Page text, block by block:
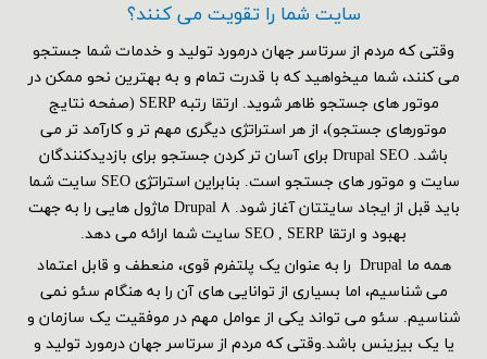
سایت شما را تقویت می کنند؟
وقتی که مردم از سرتاسر جهان درمورد تولید و خدمات شما جستجو
می کنند، شما میخواهید که با قدرت تمام و به بهترین نحو ممکن در
موتور های جستجو ظاهر شوید. ارتقا رتبه SERP (صفحه نتایج
موتورهای جستجو)، از هر استراتژی دیگری مهم تر و کارآمد تر می
باشد. Drupal SEO برای آسان تر کردن جستجو برای بازدیدکنندگان
سایت و موتور های جستجو است. بنابراین استراتژی SEO سایت شما
باید قبل از ایجاد سایتتان آغاز شود. Drupal ۸ ماژول هایی را به جهت
بهبود و ارتقا SEO , SERP سایت شما ارائه می دهد.
همه ما Drupal را به عنوان یک پلتفرم قوی، منعطف و قابل اعتماد
می شناسیم، اما بسیاری از توانایی های آن را به هنگام سئو نمی
شناسیم. سئو می تواند یکی از عوامل مهم در موفقیت یک سازمان و
یا یک بیزینس باشد.وقتی که مردم از سرتاسر جهان درمورد تولید و